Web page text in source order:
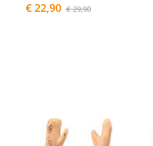
€ 22,90 € 29,90